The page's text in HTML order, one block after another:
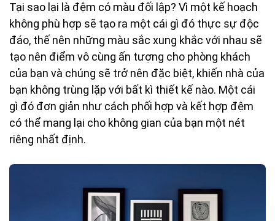
Tại sao lại là đệm có màu đối lập? Vì một kế hoạch
không phù hợp sẽ tạo ra một cái gì đó thực sự độc
đáo, thế nên những màu sắc xung khắc với nhau sẽ
tạo nên điểm vô cùng ấn tượng cho phòng khách
của bạn và chúng sẽ trở nên đặc biệt, khiến nhà của
bạn không trùng lặp với bất kì thiết kế nào. Một cái
gì đó đơn giản như cách phối hợp và kết hợp đệm
có thể mang lại cho không gian của bạn một nét
riêng nhất định.